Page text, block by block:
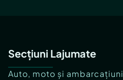
Secțiuni Lajumate
Auto, moto și ambarcațiuni